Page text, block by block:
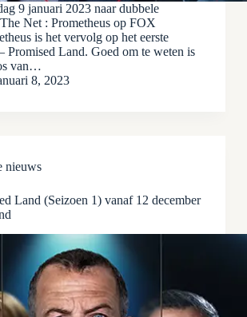
9 januari 2023 naar dubbele
Net : Prometheus op FOX
is het vervolg op het eerste
Promised Land. Goed om te weten is
van…
8, 2023
nieuws
Land (Seizoen 1) vanaf 12 december